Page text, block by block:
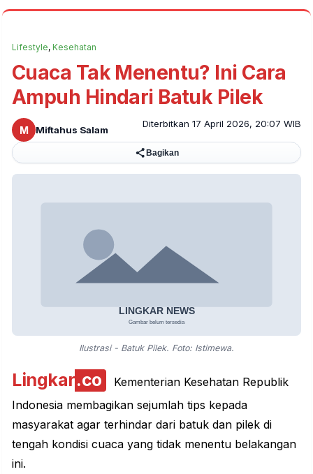
Lifestyle, Kesehatan
Cuaca Tak Menentu? Ini Cara
Ampuh Hindari Batuk Pilek
M Miftahus Salam
Diterbitkan 17 April 2026, 20:07 WIB
Bagikan
Ilustrasi - Batuk Pilek. Foto: Istimewa.
Lingkar.co
Kementerian Kesehatan Republik
Indonesia membagikan sejumlah tips kepada
masyarakat agar terhindar dari batuk dan pilek di
tengah kondisi cuaca yang tidak menentu belakangan
ini.